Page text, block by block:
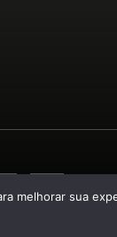
melhorar sua